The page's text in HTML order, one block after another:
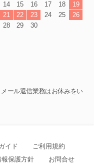
14 15 16 17 18
19
21 22 23 24 25
26
28 29 30
ール返信業務はお休みをい
イド
ご利用規約
報保護方針 お問合せ